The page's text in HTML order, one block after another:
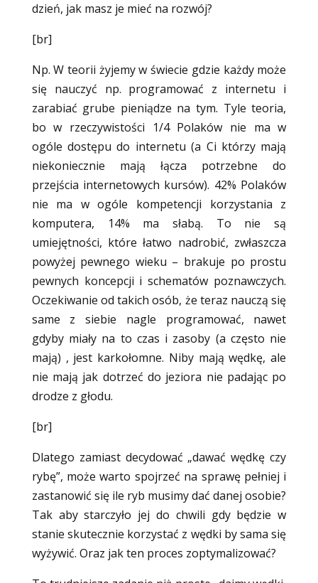
dzień, jak masz je mieć na rozwój?
[br]
Np. W teorii żyjemy w świecie gdzie każdy może
się nauczyć np. programować z internetu i
zarabiać grube pieniądze na tym. Tyle teoria,
bo w rzeczywistości 1/4 Polaków nie ma w
ogóle dostępu do internetu (a Ci którzy mają
niekoniecznie mają łącza potrzebne do
przejścia internetowych kursów). 42% Polaków
nie ma w ogóle kompetencji korzystania z
komputera, 14% ma słabą. To nie są
umiejętności, które łatwo nadrobić, zwłaszcza
powyżej pewnego wieku – brakuje po prostu
pewnych koncepcji i schematów poznawczych.
Oczekiwanie od takich osób, że teraz nauczą się
same z siebie nagle programować, nawet
gdyby miały na to czas i zasoby (a często nie
mają) , jest karkołomne. Niby mają wędkę, ale
nie mają jak dotrzeć do jeziora nie padając po
drodze z głodu.
[br]
Dlatego zamiast decydować „dawać wędkę czy
rybę”, może warto spojrzeć na sprawę pełniej i
zastanowić się ile ryb musimy dać danej osobie?
Tak aby starczyło jej do chwili gdy będzie w
stanie skutecznie korzystać z wędki by sama się
wyżywić. Oraz jak ten proces zoptymalizować?